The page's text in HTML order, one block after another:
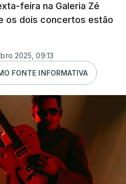
feira na Galeria Zé
os dois concertos estão
2025, 09:13
FONTE INFORMATIVA